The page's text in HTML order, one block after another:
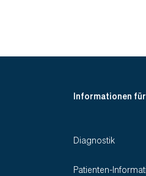
Informationen
Diagnostik
Patienten-